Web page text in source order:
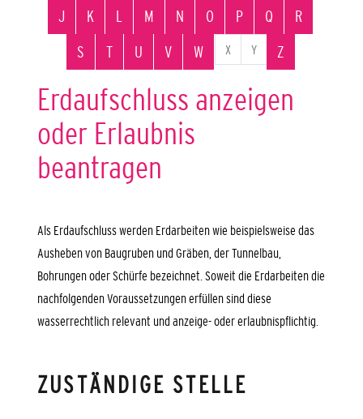
J
K L M N O P Q
R
S
T U V W X Y Z
Erdaufschluss anzeigen
oder Erlaubnis
beantragen
Als Erdaufschluss werden Erdarbeiten wie beispielsweise das
Ausheben von Baugruben und Gräben, der Tunnelbau,
Bohrungen oder Schürfe bezeichnet. Soweit die Erdarbeiten die
nachfolgenden Voraussetzungen erfüllen sind diese
wasserrechtlich relevant und anzeige- oder erlaubnispflichtig.
ZUSTÄNDIGE STELLE